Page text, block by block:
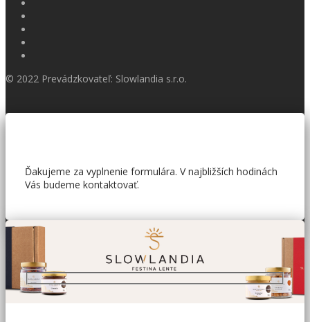
© 2022 Prevádzkovateľ: Slowlandia s.r.o.
Ďakujeme za vyplnenie formulára. V najbližších hodinách
Vás budeme kontaktovať.